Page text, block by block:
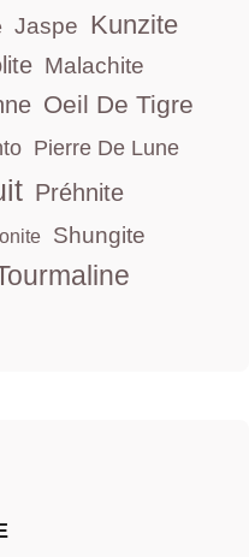
Jaspe Kunzite
Malachite
Oeil De Tigre
Pierre De Lune
Préhnite
Shungite